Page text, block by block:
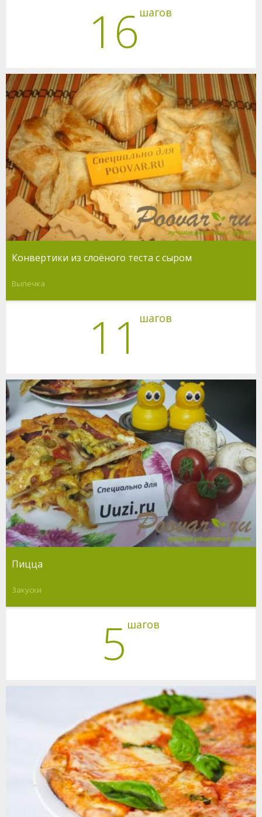
16 шагов
Конвертики из слоёного теста с сыром
Выпечка
11 шагов
Пицца
Закуски
5 шагов